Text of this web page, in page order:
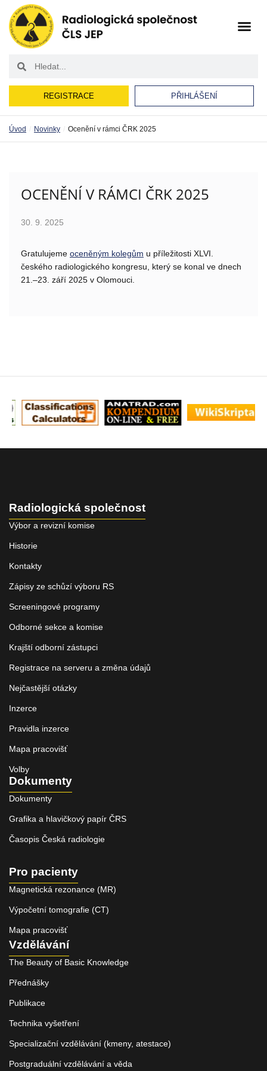
REGISTRACE PŘIHLÁŠENÍ
Úvod Novinky Ocenění v rámci ČRK 2025
OCENĚNÍ V RÁMCI ČRK 2025
30. 9. 2025
Gratulujeme oceněným kolegům u příležitosti XLVI.
českého radiologického kongresu, který se konal ve dnech
21.–23. září 2025 v Olomouci.
Radiologická společnost
Výbor a revizní komise
Historie
Kontakty
Zápisy ze schůzí výboru RS
Screeningové programy
Odborné sekce a komise
Krajští odborní zástupci
Registrace na serveru a změna údajů
Nejčastější otázky
Inzerce
Pravidla inzerce
Mapa pracovišť
Volby
Dokumenty
Dokumenty
Grafika a hlavičkový papír ČRS
Časopis Česká radiologie
Pro pacienty
Magnetická rezonance (MR)
Výpočetní tomografie (CT)
Mapa pracovišť
Vzdělávání
The Beauty of Basic Knowledge
Přednášky
Publikace
Technika vyšetření
Specializační vzdělávání (kmeny, atestace)
Postgraduální vzdělávání a věda